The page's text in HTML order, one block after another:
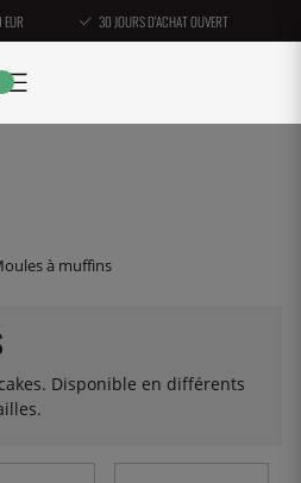
EUR 30 JOURS D'ACHAT OUVERT
à muffins
Disponible en différents